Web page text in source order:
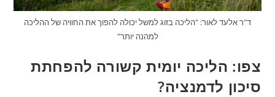
ד"ר אלעד לאור: "הליכה בזוג למשל יכולה להפוך את החוויה של ההליכה
למהנה יותר"
צפו: הליכה יומית קשורה להפחתת
סיכון לדמנציה?